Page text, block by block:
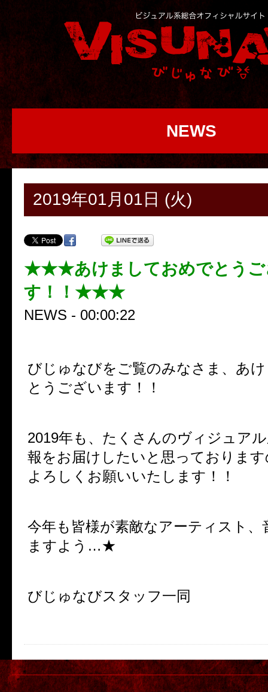
NEWS
2019年01月01日 (火)
★★★あけましておめでとうご
す！！★★★
NEWS - 00:00:22
びじゅなびをご覧のみなさま、あ
とうございます！！
2019年も、たくさんのヴィジュア
報をお届けしたいと思っておりま
よろしくお願いいたします！！
今年も皆様が素敵なアーティスト、
ますよう…★
びじゅなびスタッフ一同